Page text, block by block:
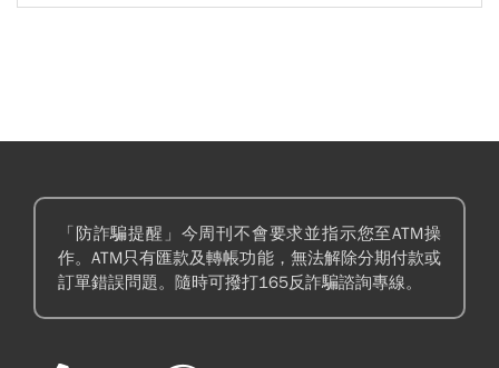
「防詐騙提醒」今周刊不會要求並指示您至ATM操
作。ATM只有匯款及轉帳功能，無法解除分期付款或
訂單錯誤問題。隨時可撥打165反詐騙諮詢專線。